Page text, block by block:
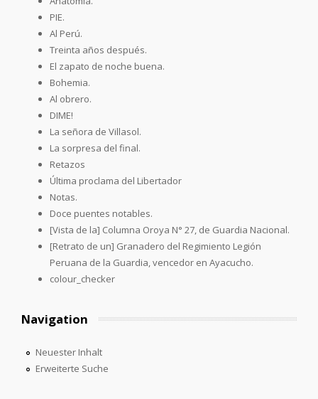
PIE.
Al Perú.
Treinta años después.
El zapato de noche buena.
Bohemia.
Al obrero.
DIME!
La señora de Villasol.
La sorpresa del final.
Retazos
Última proclama del Libertador
Notas.
Doce puentes notables.
[Vista de la] Columna Oroya N° 27, de Guardia Nacional.
[Retrato de un] Granadero del Regimiento Legión
Peruana de la Guardia, vencedor en Ayacucho.
colour_checker
Navigation
Neuester Inhalt
Erweiterte Suche